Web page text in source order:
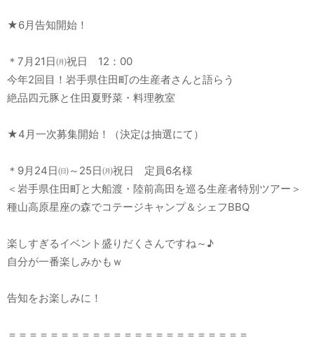
★6月告知開始！
＊7月21日㈪祝日 12：00
今年2回目！岩手県住田町の生産者さんと語らう
絶品四元豚と住田夏野菜・料理教室
★4月一次募集開始！（決定は抽選にて）
＊9月24日㈰～25日㈪祝日 定員6名様
＜岩手県住田町と大船渡・陸前高田を巡る生産者特別ツアー＞
種山高原星座の森でコテージキャンプ＆シェフBBQ
楽しすぎるイベント盛りだくさんですね～♪
自分が一番楽しみかもｗ
告知をお楽しみに！
＝＝＝＝＝＝＝＝＝＝＝＝＝＝＝＝＝＝＝＝＝＝＝